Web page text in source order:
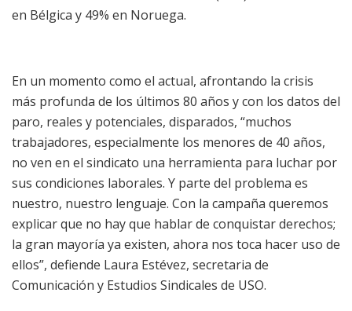
en Bélgica y 49% en Noruega.
En un momento como el actual, afrontando la crisis
más profunda de los últimos 80 años y con los datos del
paro, reales y potenciales, disparados, “muchos
trabajadores, especialmente los menores de 40 años,
no ven en el sindicato una herramienta para luchar por
sus condiciones laborales. Y parte del problema es
nuestro, nuestro lenguaje. Con la campaña queremos
explicar que no hay que hablar de conquistar derechos;
la gran mayoría ya existen, ahora nos toca hacer uso de
ellos”, defiende Laura Estévez, secretaria de
Comunicación y Estudios Sindicales de USO.